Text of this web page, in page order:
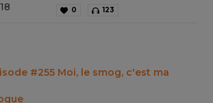
18 0 123
#255 Moi, le smog, c'est ma